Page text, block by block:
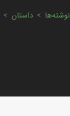
نوشته‌ها > داستان >